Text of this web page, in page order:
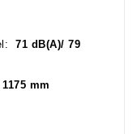
71 dB(A)/ 79
mm